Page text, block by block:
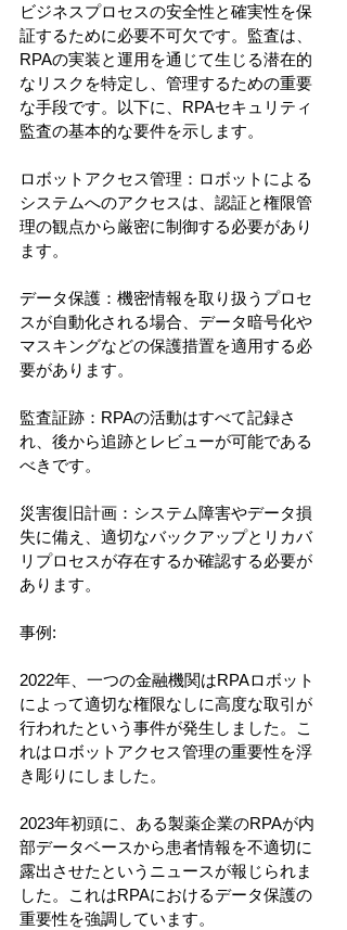
ビジネスプロセスの安全性と確実性を保
証するために必要不可欠です。監査は、
RPAの実装と運用を通じて生じる潜在的
なリスクを特定し、管理するための重要
な手段です。以下に、RPAセキュリティ
監査の基本的な要件を示します。
ロボットアクセス管理：ロボットによる
システムへのアクセスは、認証と権限管
理の観点から厳密に制御する必要があり
ます。
データ保護：機密情報を取り扱うプロセ
スが自動化される場合、データ暗号化や
マスキングなどの保護措置を適用する必
要があります。
監査証跡：RPAの活動はすべて記録さ
れ、後から追跡とレビューが可能である
べきです。
災害復旧計画：システム障害やデータ損
失に備え、適切なバックアップとリカバ
リプロセスが存在するか確認する必要が
あります。
事例:
2022年、一つの金融機関はRPAロボット
によって適切な権限なしに高度な取引が
行われたという事件が発生しました。こ
れはロボットアクセス管理の重要性を浮
き彫りにしました。
2023年初頭に、ある製薬企業のRPAが内
部データベースから患者情報を不適切に
露出させたというニュースが報じられま
した。これはRPAにおけるデータ保護の
重要性を強調しています。